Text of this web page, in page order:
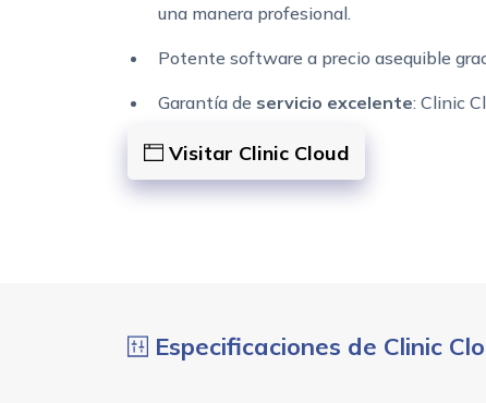
una manera profesional.
Potente software a precio asequible
Garantía de servicio excelente: Clinic
Visitar Clinic Cloud
Especificaciones de Clinic